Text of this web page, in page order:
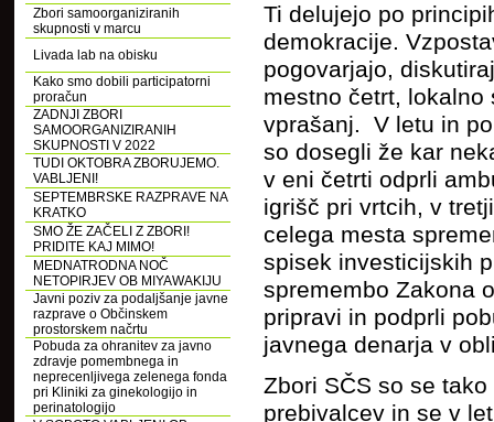
Zbori samoorganiziranih
skupnosti v marcu
Livada lab na obisku
Kako smo dobili participatorni
proračun
ZADNJI ZBORI
SAMOORGANIZIRANIH
SKUPNOSTI V 2022
TUDI OKTOBRA ZBORUJEMO.
VABLJENI!
SEPTEMBRSKE RAZPRAVE NA
KRATKO
SMO ŽE ZAČELI Z ZBORI!
PRIDITE KAJ MIMO!
MEDNATRODNA NOČ
NETOPIRJEV OB MIYAWAKIJU
Javni poziv za podaljšanje javne
razprave o Občinskem
prostorskem načrtu
Pobuda za ohranitev za javno
zdravje pomembnega in
neprecenljivega zelenega fonda
pri Kliniki za ginekologijo in
perinatologijo
Ti delujejo po
demokracije.
pogovarjajo,
mestno četrt,
vprašanj. V letu in
so dosegli že kar
v eni četrti odprli
igrišč pri vrtcih, v
celega mesta
spisek investicijskih
spremembo Zakona
pripravi in podprli
javnega denarja v
Zbori SČS so se
prebivalcev in se v